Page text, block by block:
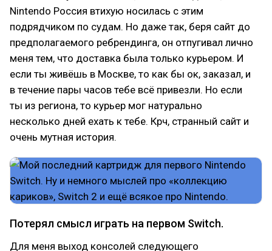
Nintendo Россия втихую носилась с этим
подрядчиком по судам. Но даже так, беря сайт до
предполагаемого ребрендинга, он отпугивал лично
меня тем, что доставка была только курьером. И
если ты живёшь в Москве, то как бы ок, заказал, и
в течение пары часов тебе всё привезли. Но если
ты из региона, то курьер мог натурально
несколько дней ехать к тебе. Крч, странный сайт и
очень мутная история.
Потерял смысл играть на первом Switch.
Для меня выход консолей следующего